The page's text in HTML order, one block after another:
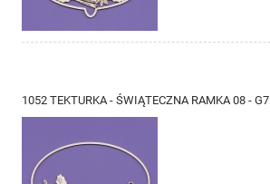
1052 TEKTURKA - ŚWIĄTECZNA RAMKA 08 - G7